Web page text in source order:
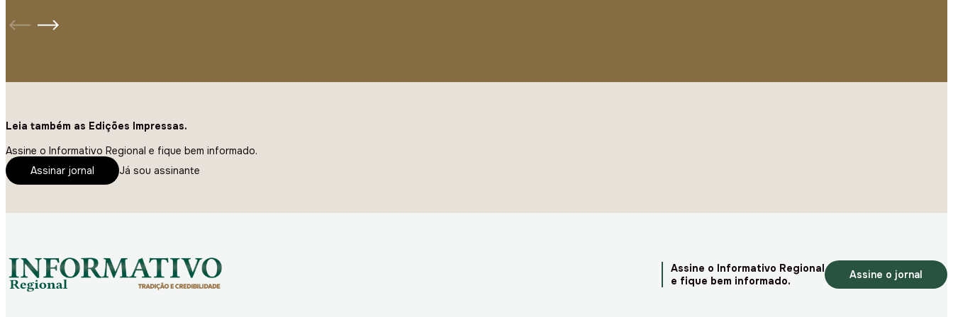
Leia também as Edições Impressas.
Assine o Informativo Regional e fique bem informado.
Assinar jornal
Já sou assinante
Assine o Informativo Regional
e fique bem informado.
Assine o jornal